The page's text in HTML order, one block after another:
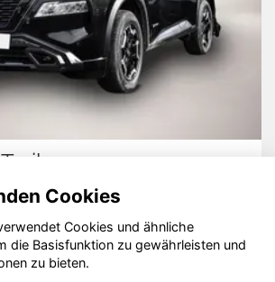
GmbH 2020 - 2026
Cookies
Cookies und ähnliche
die Basisfunktion zu gewährleisten und
zu bieten.